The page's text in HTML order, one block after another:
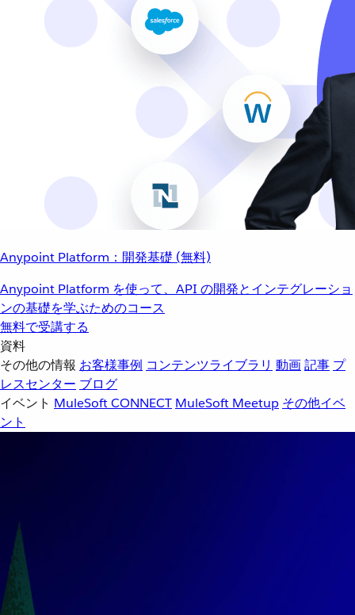
Anypoint Platform：開発基礎 (無料)
Anypoint Platform を使って、API の開発とインテグレーショ
ンの基礎を学ぶためのコース
無料で受講する
資料
その他の情報 お客様事例 コンテンツライブラリ 動画記事 プ
レスセンター ブログ
イベント MuleSoft CONNECT MuleSoft Meetup その他イベ
ント